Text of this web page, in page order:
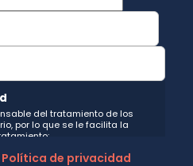
del tratamiento de los
por lo que se le facilita la
una relación de envío de
Política de privacidad